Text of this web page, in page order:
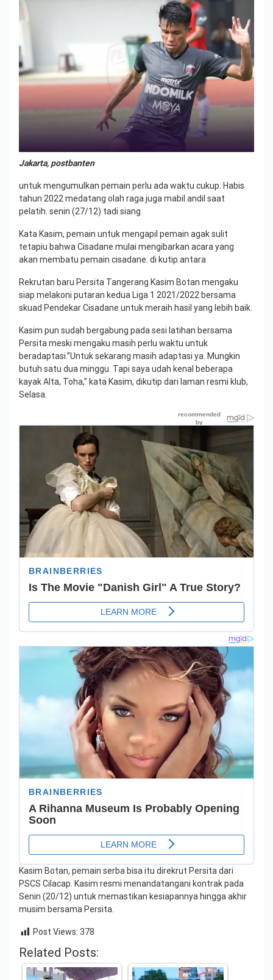
Jakarta, postbanten
untuk mengumulkan pemain perlu ada waktu cukup. Habis
tahun 2022 medatang olah raga juga mabil andil saat
pelatih. senin (27/12) tadi siang
Kata Kasim, pemain untuk mengapil pemain agak sulit
tetapiu bahwa Cisadane mulai mengibarkan acara yang
akan membatu pemain cisadane. di kutip antara
Rekrutan baru Persita Tangerang Kasim Botan mengaku
siap melakoni putaran kedua Liga 1 2021/2022 bersama
skuad Pendekar Cisadane untuk meraih hasil yang lebih baik.
Kasim pun sudah bergabung pada sesi latihan bersama
Persita meski mengaku masih perlu waktu untuk
beradaptasi.”Untuk sekarang masih adaptasi ya. Mungkin
butuh satu dua minggu. Tapi saya udah kenal beberapa
kayak Alta, Toha,” kata Kasim, dikutip dari laman resmi klub,
Selasa.
Kasim Botan, pemain serba bisa itu direkrut Persita dari
PSCS Cilacap. Kasim resmi menandatangani kontrak pada
Senin (20/12) untuk memastikan kesiapannya hingga akhir
musim bersama Persita.
Post Views: 378
Related Posts: